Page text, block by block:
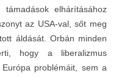
elhárításához
az USA-val, sőt meg
áldását. Orbán minden
hogy a liberalizmus
problémáit, sem a